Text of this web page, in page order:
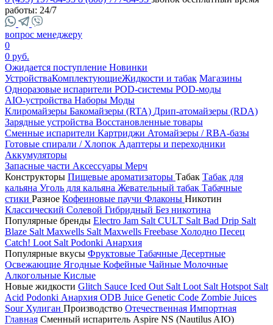
работы: 24/7
вопрос менеджеру
0
0 руб.
Ожидается поступление Новинки
УстройстваКомплектующиеЖидкости и табак Магазины
Одноразовые испарители POD-системы POD-моды
AIO-устройства Наборы Моды
Клиромайзеры Бакомайзеры (RTA) Дрип-атомайзеры (RDA)
Зарядные устройства Восстановленные товары
Сменные испарители Картриджи Атомайзеры / RBA-базы
Готовые спирали / Хлопок Адаптеры и переходники
Аккумуляторы
Запасные части Аксессуары Мерч
Конструкторы Пищевые ароматизаторы Табак Табак для
кальяна Уголь для кальяна Жевательный табак Табачные
стики Разное Кофеиновые паучи Флаконы Никотин
Классический Солевой Гибридный Без никотина
Популярные бренды Electro Jam Salt CULT Salt Bad Drip Salt
Blaze Salt Maxwells Salt Maxwells Freebase Холодно Песец
Catch! Loot Salt Podonki Анархия
Популярные вкусы Фруктовые Табачные Десертные
Освежающие Ягодные Кофейные Чайные Молочные
Алкогольные Кислые
Новые жидкости Glitch Sauce Iced Out Salt Loot Salt Hotspot Salt
Acid Podonki Анархия ODB Juice Genetic Code Zombie Juices
Sour Хулиган Производство Отечественная Импортная
Главная Сменный испаритель Aspire NS (Nautilus AIO)